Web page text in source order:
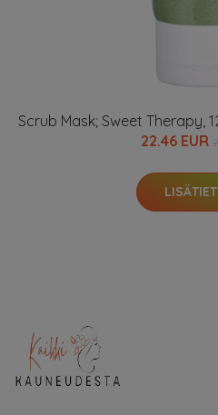
Scrub Mask; Sweet Therapy,
22.46 EUR